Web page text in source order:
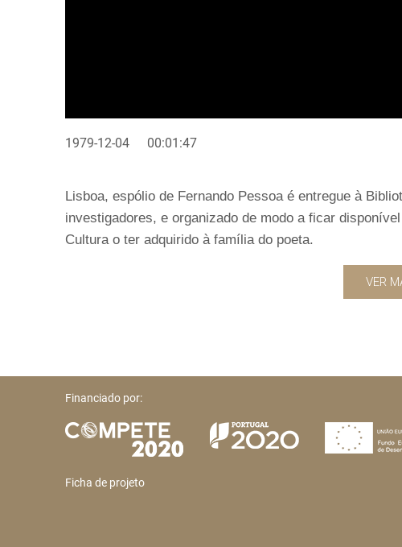
1979-12-04 00:01:47
Lisboa, espólio de Fernando Pessoa é entregue à
investigadores, e organizado de modo a ficar
Cultura o ter adquirido à família do poeta.
VER
Financiado por:
Ficha de projeto